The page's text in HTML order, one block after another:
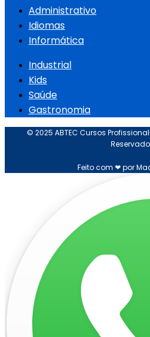
Administrativo
Idiomas
Informática
Industrial
Kids
Saúde
Gastronomia
© 2025 ABTEC Cursos
Feito com ❤ por